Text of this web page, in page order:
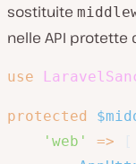
sostituite
nelle API protette
use
protected
'web'
=>